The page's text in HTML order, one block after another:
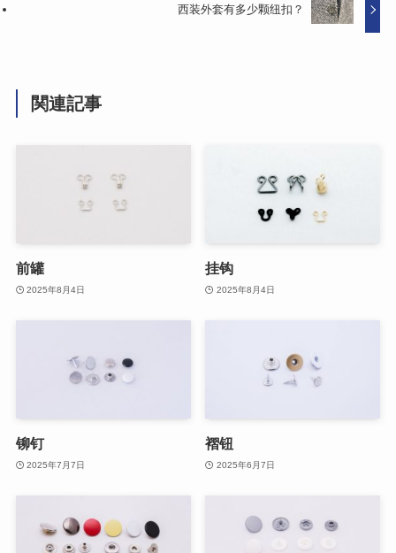
西装外套有多少颗纽扣？
関連記事
前罐
2025年8月4日
挂钩
2025年8月4日
铆钉
2025年7月7日
褶钮
2025年6月7日